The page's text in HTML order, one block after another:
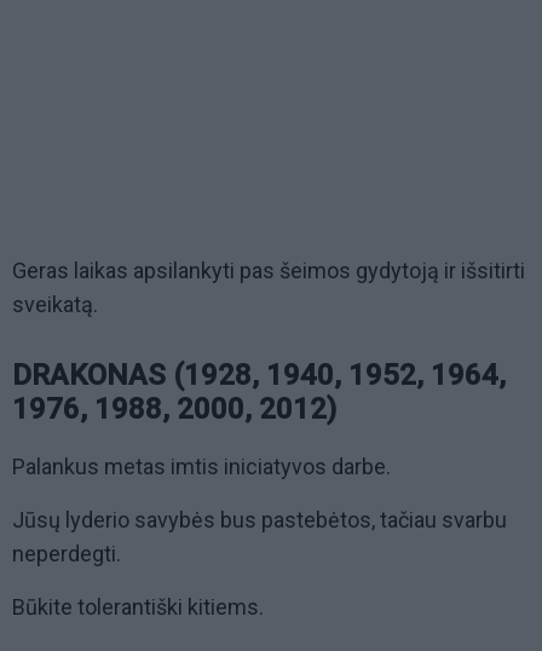
Geras laikas apsilankyti pas šeimos gydytoją ir išsitirti
sveikatą.
DRAKONAS (1928, 1940, 1952, 1964,
1976, 1988, 2000, 2012)
Palankus metas imtis iniciatyvos darbe.
Jūsų lyderio savybės bus pastebėtos, tačiau svarbu
neperdegti.
Būkite tolerantiški kitiems.